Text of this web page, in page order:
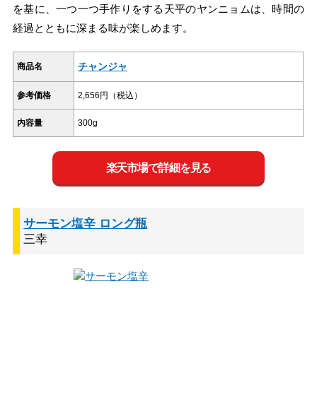
を基に、一つ一つ手作りをする天平のヤンニョムは、時間の
経過とともに深まる味が楽しめます。
商品名 チャンジャ
参考価格 2,656円（税込）
内容量 300g
楽天市場で詳細を見る
サーモン塩辛 ロング瓶
三幸